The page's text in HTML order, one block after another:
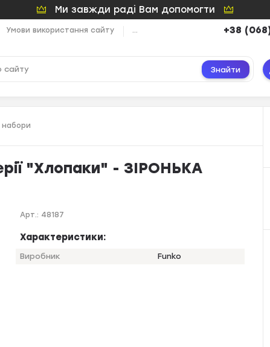
Ми завжди раді Вам допомогти
Умови використання сайту ... +38
Знайти
набори
"Хлопаки" - ЗІРОНЬКА
Арт.: 48187
Характеристики:
Виробник Funko